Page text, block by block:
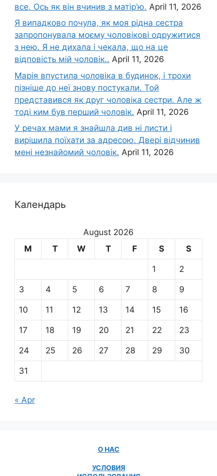
все. Ось як він вчинив з матір’ю. April 11, 2026
Я випадково почула, як моя рідна сестра
запропонувала моєму чоловікові одружитися
з нею. Я не дихала і чекала, що на це
відповість мій чоловік.. April 11, 2026
Марія впустила чоловіка в будинок, і трохи
пізніше до неї знову постукали. Той
представився як друг чоловіка сестри. Але ж
тоді ким був перший чоловік. April 11, 2026
У речах мами я знайшла див ні листи і
вирішила поїхати за адресою. Двері відчинив
мені незнайомий чоловік. April 11, 2026
Календарь
August 2026
M
T W T F S S
1 2
3 4 5 6 7 8 9
10 11 12 13 14 15 16
17 18 19 20 21 22 23
24 25 26 27 28 29 30
31
« Apr
О НАС
УСЛОВИЯ